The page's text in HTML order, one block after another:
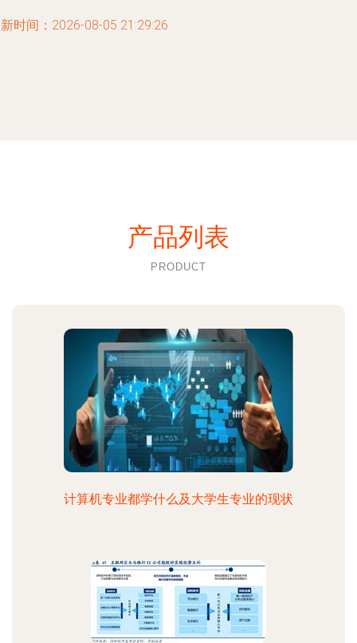
时间：2026-08-05 21:29:26
产品列表
PRODUCT
计算机专业都学什么及大学生专业的现状